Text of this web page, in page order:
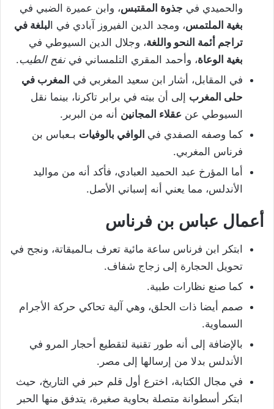
والحميدي في جذوة المقتبس، وابن عميرة الضبي في
بغية الملتمس، ومجد الدين الفيروز آبادي في البلغة في
تراجم أئمة النحو واللغة، وجلال الدين السيوطي في
بغية الوعاة، وأحمد المقري التلمساني في نفح الطيب.
في المقابل، أشار ابن سعيد المغربي في المغرب في
حلى المغرب إلى أن بيته في برابر تاكرنا، بينما نقل
السيوطي عن عقلاء المجانين أنه من البربر.
كما وصفه الصفدي في الوافي بالوفيات بـعباس بن
فرناس المغربي.
أما المؤرخ عبد الحميد العبادي، فأكد أنه من مواليد
الأندلس، مما يعني أنه إسباني الأصل.
أعمال عباس بن فرناس
ابتكر ابن فرناس ساعة مائية تعرف بـالميقاتة، ونجح في
تحويل الحجارة إلى زجاج شفاف.
كما صنع نظارات طبية.
صمم أيضا ذات الحلق، وهي آلية تحاكي حركة الأجرام
السماوية.
بالإضافة إلى أنه طور تقنية لتقطيع أحجار المرو في
الأندلس بدلا من إرسالها إلى مصر.
في مجال الكتابة، اخترع أول قلم حبر في التاريخ، حيث
ابتكر أسطوانة متصلة بحاوية صغيرة، يتدفق منها الحبر